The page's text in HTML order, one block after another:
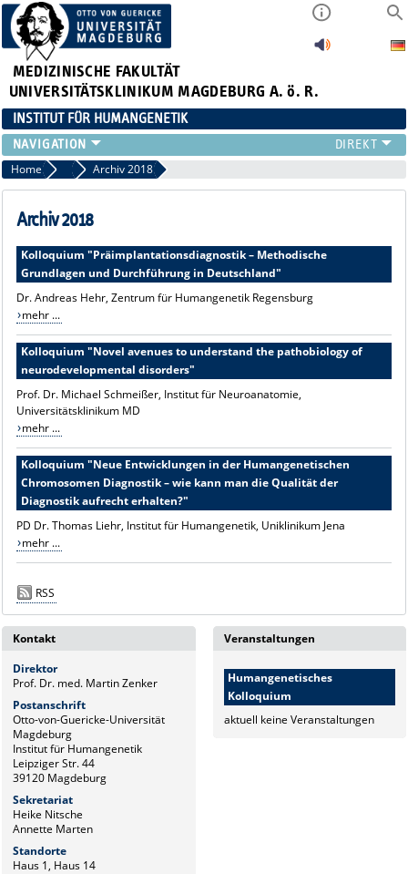
MEDIZINISCHE FAKULTÄT
UNIVERSITÄTSKLINIKUM MAGDEBURG A. ö. R.
INSTITUT FÜR HUMANGENETIK
INSTITUT
PATIENTENVERSORGUNG
QUALITÄTSMANAGEMENT
FORSCHUNG
LEHRE
FORMULARE
Home Humangenetisches Kolloquium
Archiv 2018
Archiv 2018
Kolloquium "Präimplantationsdiagnostik – Methodische
Grundlagen und Durchführung in Deutschland"
Dr. Andreas Hehr, Zentrum für Humangenetik Regensburg
mehr ...
Kolloquium "Novel avenues to understand the pathobiology of
neurodevelopmental disorders"
Prof. Dr. Michael Schmeißer, Institut für Neuroanatomie,
Universitätsklinikum MD
mehr ...
Kolloquium "Neue Entwicklungen in der Humangenetischen
Chromosomen Diagnostik – wie kann man die Qualität der
Diagnostik aufrecht erhalten?"
PD Dr. Thomas Liehr, Institut für Humangenetik, Uniklinikum Jena
mehr ...
RSS
Kontakt
Direktor
Prof. Dr. med. Martin Zenker
Postanschrift
Otto-von-Guericke-Universität
Magdeburg
Institut für Humangenetik
Leipziger Str. 44
39120 Magdeburg
Sekretariat
Heike Nitsche
Annette Marten
Standorte
Haus 1, Haus 14
Veranstaltungen
Humangenetisches
Kolloquium
aktuell keine Veranstaltungen